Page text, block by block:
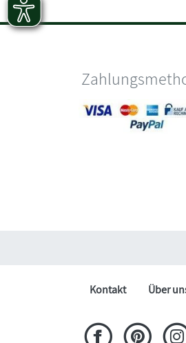
Kontakt Über